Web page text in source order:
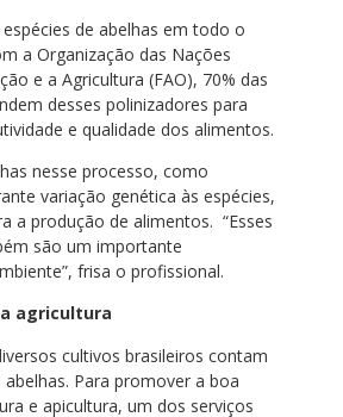
de abelhas em todo o
a Organização das Nações
e a Agricultura (FAO), 70% das
desses polinizadores para
e qualidade dos alimentos.
nesse processo, como
variação genética às espécies,
a produção de alimentos. “Esses
são um importante
frisa o profissional.
agricultura
cultivos brasileiros contam
Para promover a boa
e apicultura, um dos serviços